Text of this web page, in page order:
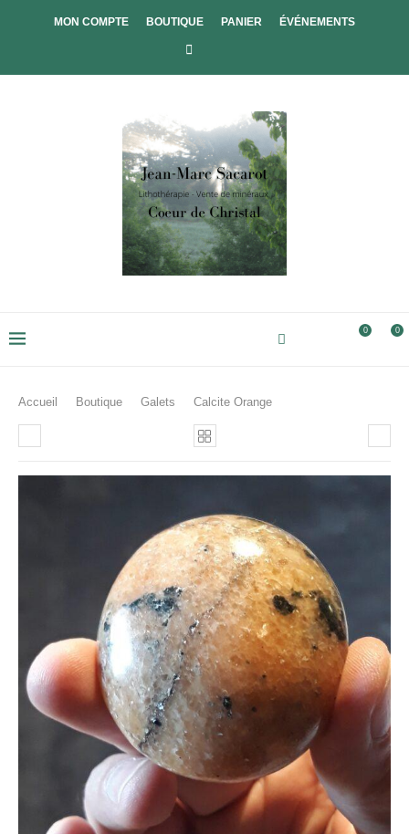
MON COMPTE BOUTIQUE PANIER ÉVÉNEMENTS
0 0
Accueil Boutique Galets Calcite Orange